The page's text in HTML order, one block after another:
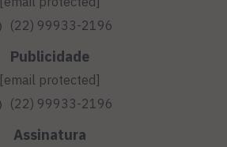
(22) 99933-2196
Publicidade
[email protected]
(22) 99933-2196
Assinatura